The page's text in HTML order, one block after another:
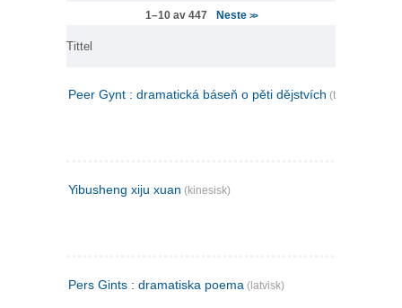
1–10 av 447 Neste >>
Tittel
Peer Gynt : dramatická báseň o pěti dějstvích (tsjekkisk)
Yibusheng xiju xuan (kinesisk)
Pers Gints : dramatiska poema (latvisk)